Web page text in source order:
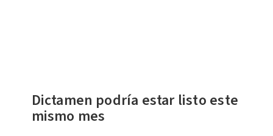
Dictamen podría estar listo este
mismo mes